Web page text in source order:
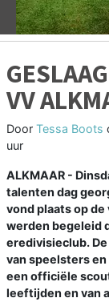
VV
Door Tessa Boots
uur
ALKMAAR -
talenten dag
vond plaats op de
werden begeleid
eredivisieclub.
van speelsters
een officiële
leeftijden en van